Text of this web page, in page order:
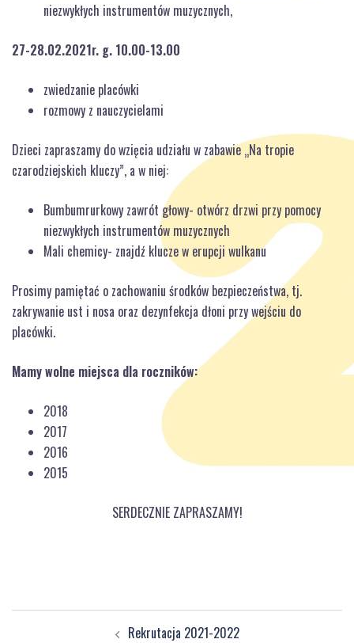
niezwykłych instrumentów muzycznych,
27-28.02.2021r. g. 10.00-13.00
zwiedzanie placówki
rozmowy z nauczycielami
Dzieci zapraszamy do wzięcia udziału w zabawie „Na tropie
czarodziejskich kluczy”, a w niej:
Bumbumrurkowy zawrót głowy- otwórz drzwi przy pomocy
niezwykłych instrumentów muzycznych
Mali chemicy- znajdź klucze w erupcji wulkanu
Prosimy pamiętać o zachowaniu środków bezpieczeństwa, tj.
zakrywanie ust i nosa oraz dezynfekcja dłoni przy wejściu do
placówki.
Mamy wolne miejsca dla roczników:
2018
2017
2016
2015
SERDECZNIE ZAPRASZAMY!
Zobacz Rekrutacja 2021-2022